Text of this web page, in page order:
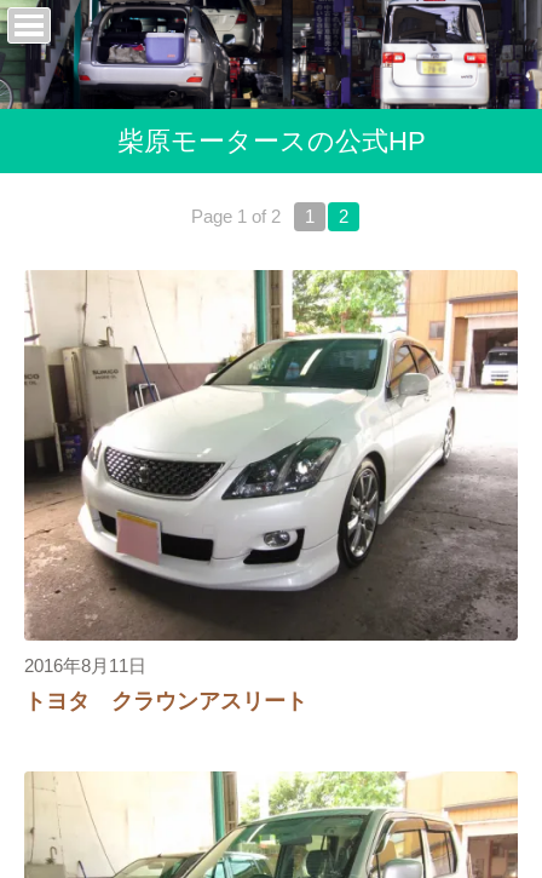
柴原モータースの公式HP
Page 1 of 2 1 2
2016年8月11日
トヨタ クラウンアスリート